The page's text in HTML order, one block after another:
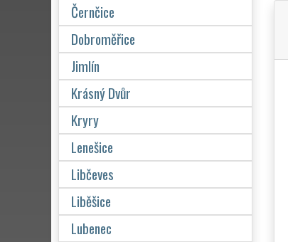
Černčice
Dobroměřice
Jimlín
Krásný Dvůr
Kryry
Lenešice
Libčeves
Liběšice
Lubenec